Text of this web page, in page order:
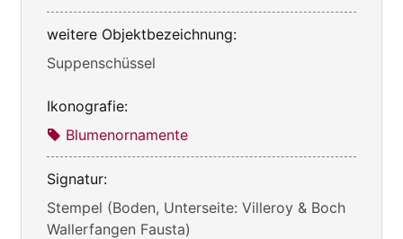
weitere Objektbezeichnung:
Suppenschüssel
Ikonografie:
Blumenornamente
Signatur:
Stempel (Boden, Unterseite: Villeroy & Boch
Wallerfangen Fausta)